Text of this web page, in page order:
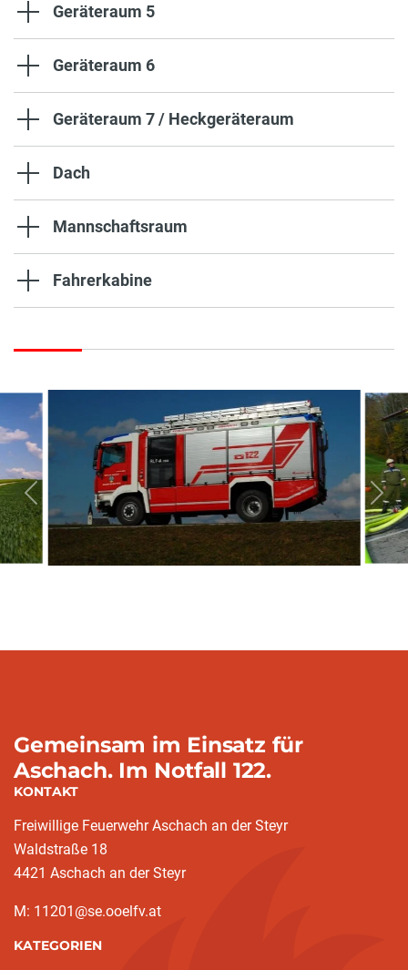
Geräteraum 5
Geräteraum 6
Geräteraum 7 / Heckgeräteraum
Dach
Mannschaftsraum
Fahrerkabine
vorherige
Gemeinsam im Einsatz für
Aschach. Im Notfall 122.
KONTAKT
Freiwillige Feuerwehr Aschach an der Steyr
Waldstraße 18
4421 Aschach an der Steyr
M: 11201@se.ooelfv.at
KATEGORIEN